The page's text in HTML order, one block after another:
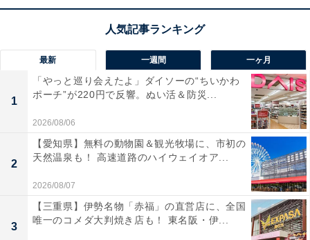
デザインは、リビングのインテリアにも美しく馴染みま
ユーザーからは「ゴミ捨ての手間がなくなり感動」「驚
くほど静か」と満足の声が多いです。一方で、「自動収
集時の音が少し気になる」という声も。家事の効率を上
げたい人や、デザインと機能性を両立させたい人には、
おすすめの商品といえそうです。
【Amazonセール】Anker「急速充電器」が
特別価格で登場中【1月5日】
最新 一週間 一ヶ月
1
「やっと巡り会えたよ」ダイソーの“ちいかわ
ポーチ”が220円で反響。ぬい活＆防災...
2026/08/06
2
【愛知県】無料の動物園＆観光牧場に、市初の
天然温泉も！ 高速道路のハイウェイオア...
2026/08/07
3
【三重県】伊勢名物「赤福」の直営店に、全国
唯一のコメダ大判焼き店も！ 東名阪・伊...